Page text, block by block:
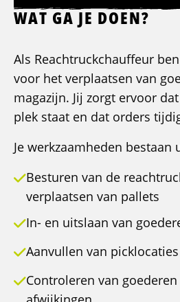
WAT GA JE DOEN?
Als Reachtruckchauffeur
voor het verplaatsen van
magazijn. Jij zorgt ervoor
plek staat en dat orders
Je werkzaamheden bestaan
Besturen van de
verplaatsen van pallets
In- en uitslaan van
Aanvullen van picklocaties
Controleren van